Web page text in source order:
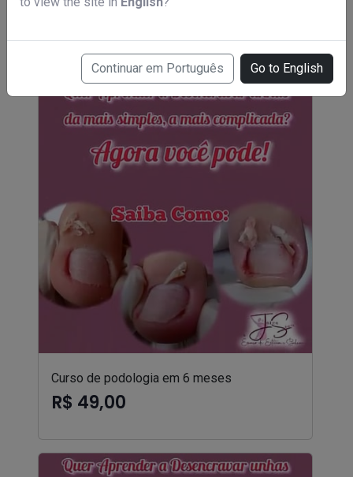
Continuar em Português Go to English
Curso de podóloga
Curso de podologia em 6 meses
R$ 49,00